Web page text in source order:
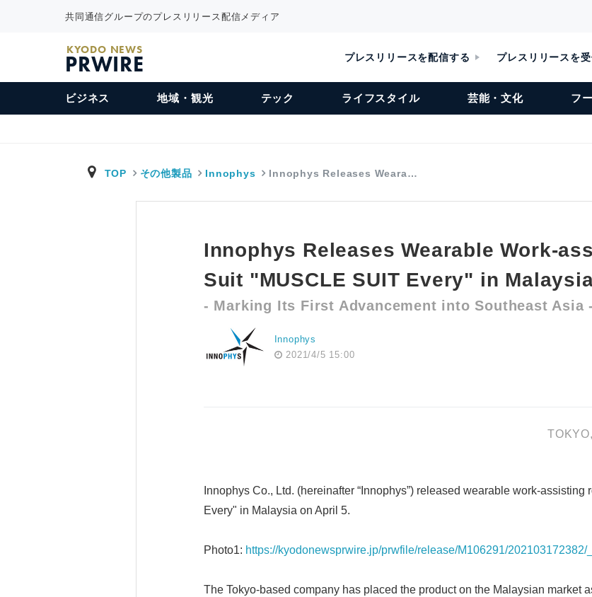
共同通信グループのプレスリリース配信メディア
KYODO NEWS
PRWIRE プレスリリースを配信する プレスリリースを
ビジネス 地域・観光 テック ライフスタイル 芸能・文化 フ
TOP その他製品 Innophys Innophys Releases Weara…
Innophys Releases Wearable Work-
Suit "MUSCLE SUIT Every" in
- Marking Its First Advancement into Southeast Asia -
Innophys
2021/4/5 15:00
Innophys Co., Ltd. (hereinafter “Innophys”) released wearable work-
Every" in Malaysia on April 5.
Photo1: https://kyodonewsprwire.jp/prwfile/release/M106291/202103172382/
The Tokyo-based company has placed the product on the Malaysian market